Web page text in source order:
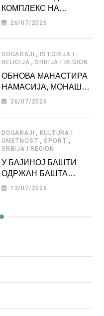
КОМПЛЕКС НА
ДЕДИЊУ –
АТРАКЦИЈА
26/07/2026
DOGAĐAJI , ISTORIJA I
RELIGIJA , SRBIJA I REGION
ОБНОВА МАНАСТИРА
НАМАСИЈА, МОНАШКЕ
ЗАДУЖБИНЕ
26/07/2026
DOGAĐAJI ,KULTURA I
UMETNOST , SPORT ,
SRBIJA I REGION
У БАЈИНОЈ БАШТИ
ОДРЖАН БАШТА
ФЕСТ 2026
13/07/2026